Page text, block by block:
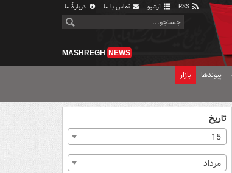
آرشیو تماس با ما دربارهٔ ما
MASHREGH NEWS
پیوندها بازار
تاریخ
15
مرداد